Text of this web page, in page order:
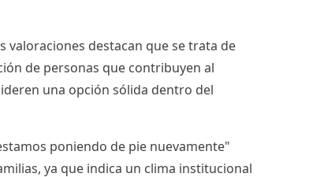
valoraciones destacan que se trata de
de personas que contribuyen al
una opción sólida dentro del
poniendo de pie nuevamente"
ya que indica un clima institucional